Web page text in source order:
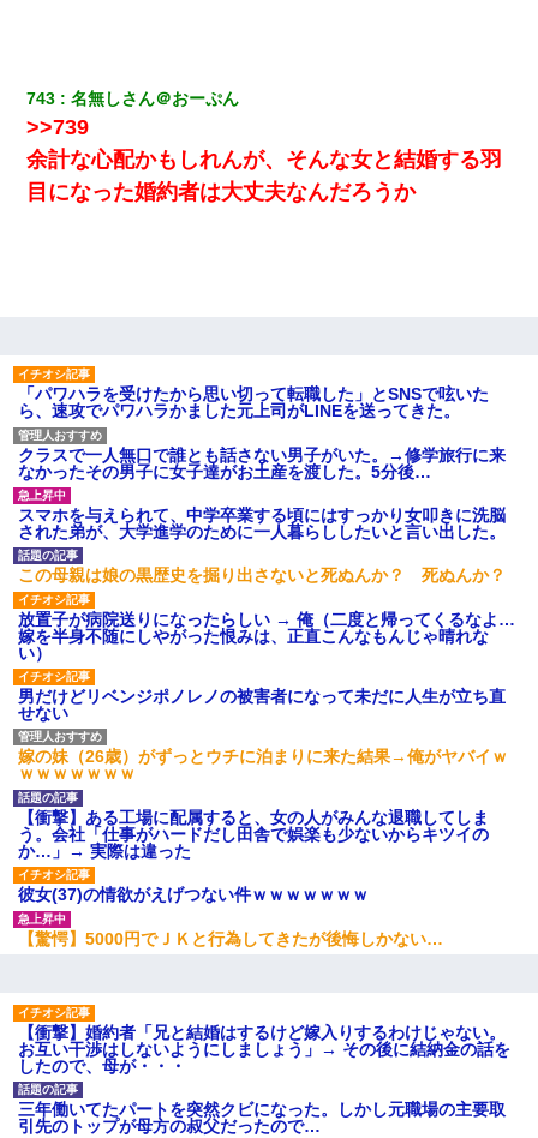
小2の頃、妹と昼寝してたら家が火事になってて気づくと逃げ場が
なかった。妹を抱き締めて「ﾀﾋんじゃうよ」って泣いてたら…
小学生の息子が急に様子がおかしくなった。私「理由を聞いても
最近うちの庭に知らない男の人がしょっちゅう入ってくる。それ
を職場で愚痴ったら、同僚男性が怒鳴りつけてきた。
旦那が長男のDNA鑑定をしたら血縁関係0%だった。旦那「やっぱ
りウワキしてたんだな…」長男「俺は誰の子供なの？」長女・次
男「ウワキ女！」
義兄嫁が義実家で「コロナ陽性だったからこのまま療養させて下
さい」と言い出してド修羅場になった
私『貯金貯まったし、やっと家建てられるね！』夫「実家を二世
帯住宅にした。それに貯金使った」→私『離婚しよう』夫「え
っ」私『使った貯金はあげるから』→すると…
男だけどリベンジポノレノの被害者になって未だに人生が立ち直
せない
【衝撃】ヤンキー女に「サせて」って言った結果
友人とふたりで山口に旅行した時の事。レンタカーを借りて山の
中の道を走っていたら、突然ガガッ！って音がして…
か…」→ 実際は違った
姉旦那の友達「ほんとのパパだよ～」私のお腹を触ってほざく。
→思わず手を叩いて振り払ったら…
743 名無しさん＠おーぷん
>>739
余計な心配かもしれんが、そんな女と結婚する羽
目になった婚約者は大丈夫なんだろうか
「パワハラを受けたから思い切って転職した」とSNSで呟いた
ら、速攻でパワハラかました元上司がLINEを送ってきた。
クラスで一人無口で誰とも話さない男子がいた。→修学旅行に来
なかったその男子に女子達がお土産を渡した。5分後…
スマホを与えられて、中学卒業する頃にはすっかり女叩きに洗脳
された弟が、大学進学のために一人暮らししたいと言い出した。
この母親は娘の黒歴史を掘り出さないと死ぬんか？ 死ぬんか？
放置子が病院送りになったらしい → 俺（二度と帰ってくるなよ…
嫁を半身不随にしやがった恨みは、正直こんなもんじゃ晴れな
い）
男だけどリベンジポノレノの被害者になって未だに人生が立ち直
せない
嫁の妹（26歳）がずっとウチに泊まりに来た結果→俺がヤバイｗ
ｗｗｗｗｗｗｗ
【衝撃】ある工場に配属すると、女の人がみんな退職してしま
う。会社「仕事がハードだし田舎で娯楽も少ないからキツイの
か…」→ 実際は違った
彼女(37)の情欲がえげつない件ｗｗｗｗｗｗｗ
【驚愕】5000円でＪＫと行為してきたが後悔しかない…
【衝撃】婚約者「兄と結婚はするけど嫁入りするわけじゃない。
お互い干渉はしないようにしましょう」→ その後に結納金の話を
したので、母が・・・
三年働いてたパートを突然クビになった。しかし元職場の主要取
引先のトップが母方の叔父だったので…